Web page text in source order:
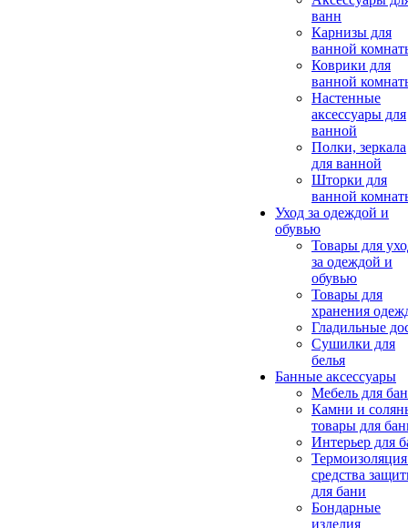
ванн
Карнизы для
ванной
Коврики для
ванной
Настенные
аксессуары для
ванной
Полки, зеркала
для ванной
Шторки для
ванной
Уход за одеждой и
обувью
Товары для
за одеждой и
обувью
Товары для
хранения
Гладильные
Сушилки для
белья
Банные аксессуары
Мебель для
Камни и
товары для
Интерьер для
средства
для бани
Бондарные
изделия